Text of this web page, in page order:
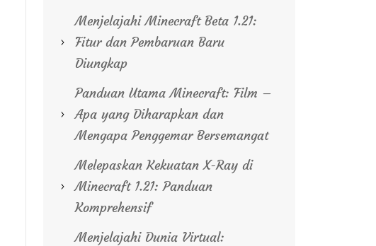
Menjelajahi Minecraft Beta 1.21:
Fitur dan Pembaruan Baru
Diungkap
Panduan Utama Minecraft: Film –
Apa yang Diharapkan dan
Mengapa Penggemar Bersemangat
Melepaskan Kekuatan X-Ray di
Minecraft 1.21: Panduan
Komprehensif
Menjelajahi Dunia Virtual: